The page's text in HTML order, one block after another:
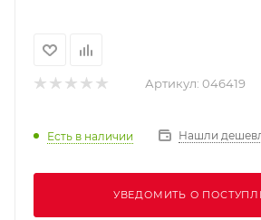
Артикул: 046419
Есть в наличии Нашли
УВЕДОМИТЬ О